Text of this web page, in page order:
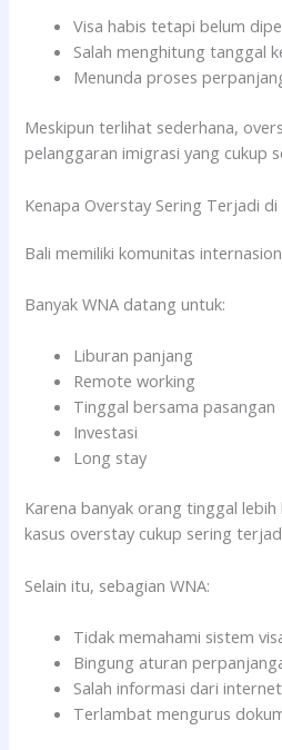
Visa habis tetapi belum
Salah menghitung tanggal
Menunda proses
Meskipun terlihat sederhana,
pelanggaran imigrasi yang cukup
Kenapa Overstay Sering Terjadi di
Bali memiliki komunitas
Banyak WNA datang untuk:
Liburan panjang
Remote working
Tinggal bersama pasangan
Investasi
Long stay
Karena banyak orang tinggal
kasus overstay cukup sering
Selain itu, sebagian WNA:
Tidak memahami sistem
Bingung aturan
Salah informasi dari internet
Terlambat mengurus